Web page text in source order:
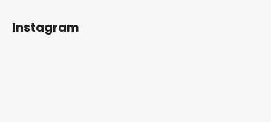
Instagram